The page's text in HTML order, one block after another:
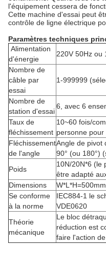
l'équipement cessera de
Cette machine d'essai peut
contrôle de ligne électrique
Paramètres techniques
Alimentation
d'énergie
220V 50Hz ou
Nombre de
câble par
essai
1-999999
Nombre de
station d'essai
6, avec 6
Taux de
fléchissement
10~60 fois/
personne
Fléchissement
de l'angle
Angle de pivot
90° (ou 180°)
Poids
10N/20N*6 (le
être adapté
Dimensions
Se conforme
à la norme
IEC884-1 le
VDE0620
Théorie
mécanique
Le bloc
réduction est
faire l'action